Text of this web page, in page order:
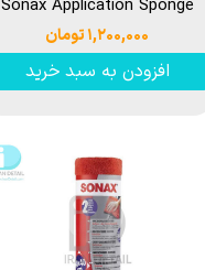
Sonax Application Sponge
۱,۲۰۰,۰۰۰ تومان
افزودن به سبد خرید